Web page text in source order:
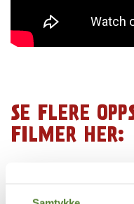
SE FLERE
FILMER HER: